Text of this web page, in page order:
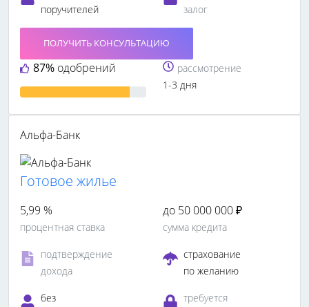
поручителей
залог
87% одобрений
ПОЛУЧИТЬ КОНСУЛЬТАЦИЮ
рассмотрение
1-3 дня
Альфа-Банк
Готовое жилье
5,99 %
процентная ставка
до 50 000 000 ₽
сумма кредита
подтверждение
дохода
страхование
по желанию
без
требуется